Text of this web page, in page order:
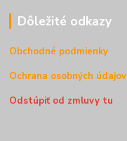
Dôležité odkazy
Obchodné podmienky
Ochrana osobných údajov
Odstúpiť od zmluvy tu